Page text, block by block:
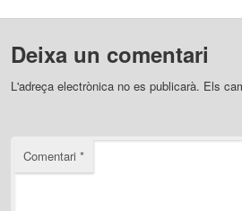
Deixa un comentari
L'adreça electrònica no es publicarà. Els
Comentari *